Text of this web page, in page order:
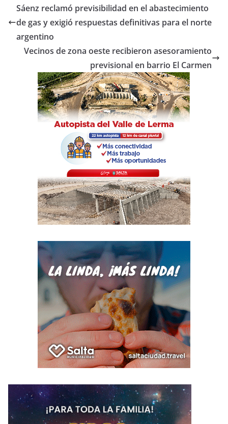
e
b
o
o
k
er s
A
p
p
ar
Sáenz reclamó previsibilidad en el abastecimiento
de gas y exigió respuestas definitivas para el norte
argentino
Vecinos de zona oeste recibieron asesoramiento
previsional en barrio El Carmen